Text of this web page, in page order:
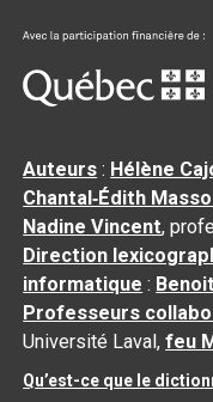
Auteurs : Hélène
Chantal‑Édith
Nadine Vincent,
Direction
informatique :
Professeurs
Université Laval,feu
Qu’est-ce que le